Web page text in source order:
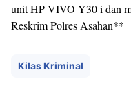
unit HP VIVO Y30 i dan
Reskrim Polres Asahan**
Kilas Kriminal